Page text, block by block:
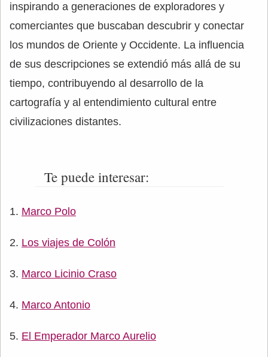
inspirando a generaciones de exploradores y
comerciantes que buscaban descubrir y conectar
los mundos de Oriente y Occidente. La influencia
de sus descripciones se extendió más allá de su
tiempo, contribuyendo al desarrollo de la
cartografía y al entendimiento cultural entre
civilizaciones distantes.
Te puede interesar:
Marco Polo
Los viajes de Colón
Marco Licinio Craso
Marco Antonio
El Emperador Marco Aurelio